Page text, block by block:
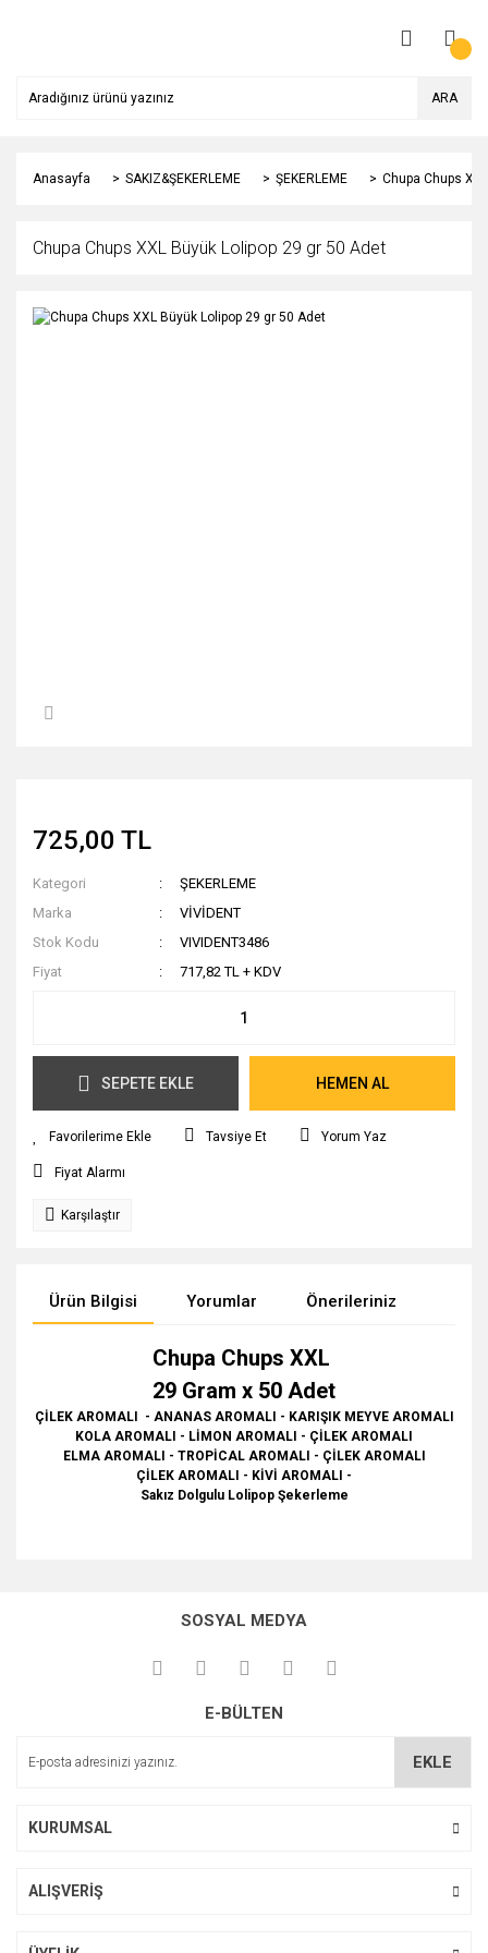
ARA
Anasayfa SAKIZ&ŞEKERLEME ŞEKERLEME Chupa Chups
Chupa Chups XXL Büyük Lolipop 29 gr 50 Adet
725,00 TL
Kategori
ŞEKERLEME
Marka
VİVİDENT
Stok Kodu
VIVIDENT3486
Fiyat
717,82 TL + KDV
SEPETE EKLE HEMEN AL
Tavsiye Et Yorum Yaz
Fiyat Alarmı
Karşılaştır
Ürün Bilgisi Yorumlar Önerileriniz
Chupa Chups XXL
29 Gram x 50 Adet
ÇİLEK AROMALI - ANANAS AROMALI - KARIŞIK MEYVE AROMALI
KOLA AROMALI - LİMON AROMALI - ÇİLEK AROMALI
ELMA AROMALI - TROPİCAL AROMALI - ÇİLEK AROMALI
ÇİLEK AROMALI - KİVİ AROMALI -
Sakız Dolgulu Lolipop Şekerleme
kullanarak tarafımıza iletebilirsiniz.
Görüş ve önerileriniz için teşekkür ederiz.
Ürün açıklamasında eksik bilgiler bulunuyor.
SOSYAL MEDYA
E-BÜLTEN
EKLE
KURUMSAL
ALIŞVERİŞ